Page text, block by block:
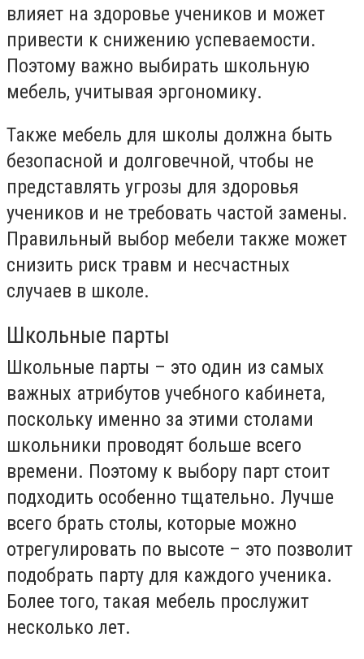
влияет на здоровье учеников и может
привести к снижению успеваемости.
Поэтому важно выбирать школьную
мебель, учитывая эргономику.
Также мебель для школы должна быть
безопасной и долговечной, чтобы не
представлять угрозы для здоровья
учеников и не требовать частой замены.
Правильный выбор мебели также может
снизить риск травм и несчастных
случаев в школе.
Школьные парты
Школьные парты – это один из самых
важных атрибутов учебного кабинета,
поскольку именно за этими столами
школьники проводят больше всего
времени. Поэтому к выбору парт стоит
подходить особенно тщательно. Лучше
всего брать столы, которые можно
отрегулировать по высоте – это позволит
подобрать парту для каждого ученика.
Более того, такая мебель прослужит
несколько лет.